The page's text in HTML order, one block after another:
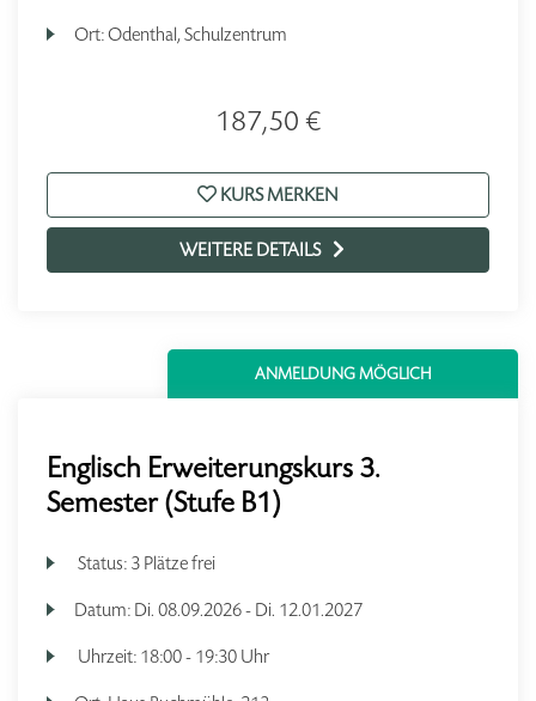
Ort:Odenthal, Schulzentrum
187,50 €
KURS MERKEN
WEITERE DETAILS
ANMELDUNG MÖGLICH
Englisch Erweiterungskurs 3.
Semester (Stufe B1)
Status: 3 Plätze frei
Datum: Di. 08.09.2026 - Di. 12.01.2027
Uhrzeit: 18:00 - 19:30 Uhr